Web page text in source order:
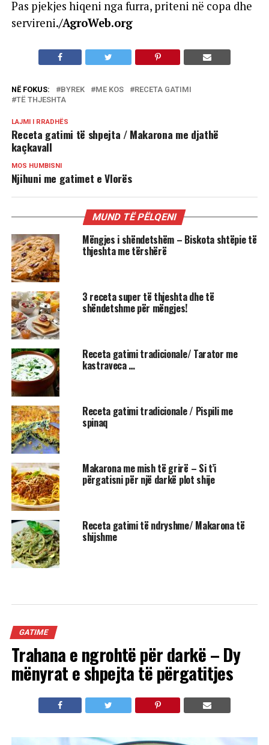
Pas pjekjes hiqeni nga furra, priteni në copa dhe
servireni./AgroWeb.org
NË FOKUS: BYREK ME KOS
RECETA GATIMI
TË THJESHTA
LAJMI I RRADHËS
Receta gatimi të shpejta / Makarona me djathë
kaçkavall
MOS HUMBISNI
Njihuni me gatimet e Vlorës
MUND TË PËLQENI
Mëngjes i shëndetshëm – Biskota shtëpie të
thjeshta me tërshërë
3 receta super të thjeshta dhe të
shëndetshme për mëngjes!
Receta gatimi tradicionale/ Tarator me
kastraveca …
Receta gatimi tradicionale / Pispili me
spinaq
Makarona me mish të grirë – Si t’i
përgatisni për një darkë plot shije
Receta gatimi të ndryshme/ Makarona të
shijshme
GATIME
Trahana e ngrohtë për darkë – Dy
mënyrat e shpejta të përgatitjes